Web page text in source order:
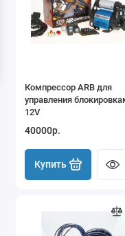
Пневмосигналы
Проводка
компрессоров
Ресиверы
соленоиды
отдельно
Компрессор ARB для
управления
12V
40000р.
Купить